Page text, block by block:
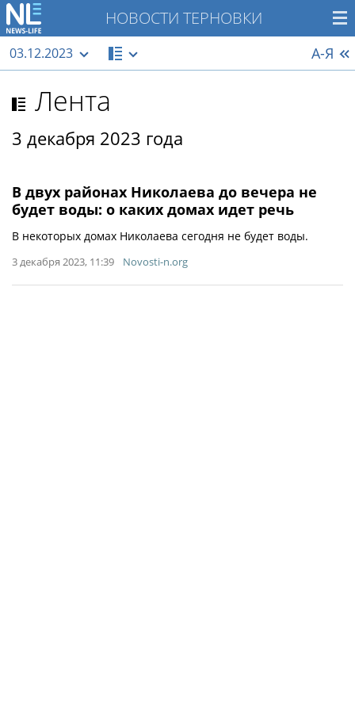
НОВОСТИ ТЕРНОВКИ
03.12.2023 А-Я
Лента
3 декабря 2023 года
В двух районах Николаева до вечера не
будет воды: о каких домах идет речь
В некоторых домах Николаева сегодня не будет воды.
3 декабря 2023, 11:39 Novosti-n.org